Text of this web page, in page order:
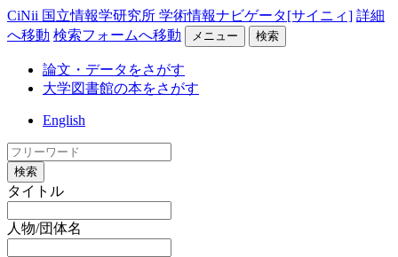
CiNii 国立情報学研究所 学術情報ナビゲータ[サイニィ] 詳細
へ移動 検索フォームへ移動 メニュー 検索
論文・データをさがす
大学図書館の本をさがす
English
検索
タイトル
人物/団体名